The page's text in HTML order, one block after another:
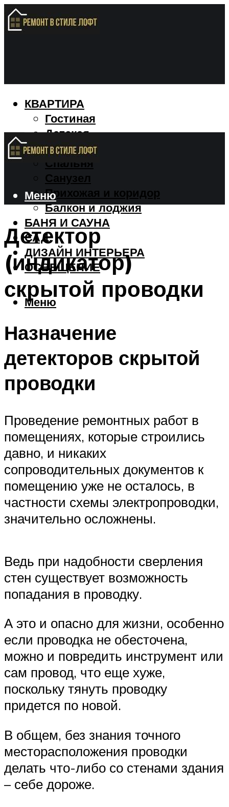
КВАРТИРА
Гостиная
Детская
Кухня
Спальня
Санузел
Прихожая и коридор
Балкон и лоджия
БАНЯ И САУНА
САД
ДИЗАЙН ИНТЕРЬЕРА
ОСВЕЩЕНИЕ
Меню
Меню
Детектор
(индикатор)
скрытой проводки
Назначение
детекторов скрытой
проводки
Проведение ремонтных работ в
помещениях, которые строились
давно, и никаких
сопроводительных документов к
помещению уже не осталось, в
частности схемы электропроводки,
значительно осложнены.
Ведь при надобности сверления
стен существует возможность
попадания в проводку.
А это и опасно для жизни, особенно
если проводка не обесточена,
можно и повредить инструмент или
сам провод, что еще хуже,
поскольку тянуть проводку
придется по новой.
В общем, без знания точного
месторасположения проводки
делать что-либо со стенами здания
– себе дороже.